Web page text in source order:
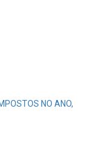
NO ANO,